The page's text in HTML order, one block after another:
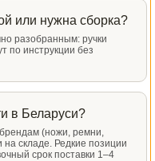
или нужна сборка?
разобранным: ручки
по инструкции без
в Беларуси?
(ножи, ремни,
складе. Редкие позиции
срок поставки 1–4